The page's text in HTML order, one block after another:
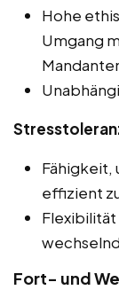
Hohe
Umgang
Fähigkeit,
effizient
Flexibilität
Fort- und